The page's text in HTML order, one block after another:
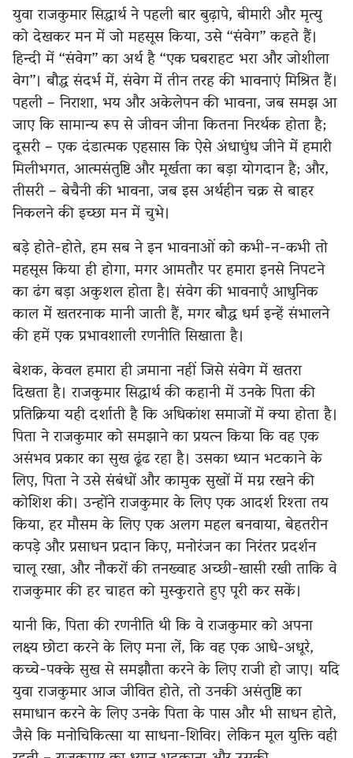
युवा राजकुमार सिद्धार्थ ने पहली बार बुढ़ापे, बीमारी और मृत्यु
को देखकर मन में जो महसूस किया, उसे “संवेग” कहते हैं।
हिन्दी में “संवेग” का अर्थ है “एक घबराहट भरा और जोशीला
वेग”। बौद्ध संदर्भ में, संवेग में तीन तरह की भावनाएं मिश्रित हैं।
पहली – निराशा, भय और अकेलेपन की भावना, जब समझ आ
जाए कि सामान्य रूप से जीवन जीना कितना निरर्थक होता है;
दूसरी – एक दंडात्मक एहसास कि ऐसे अंधाधुंध जीने में हमारी
मिलीभगत, आत्मसंतुष्टि और मूर्खता का बड़ा योगदान है; और,
तीसरी – बेचैनी की भावना, जब इस अर्थहीन चक्र से बाहर
निकलने की इच्छा मन में चुभे।
बड़े होते-होते, हम सब ने इन भावनाओं को कभी-न-कभी तो
महसूस किया ही होगा, मगर आमतौर पर हमारा इनसे निपटने
का ढंग बड़ा अकुशल होता है। संवेग की भावनाएँ आधुनिक
काल में खतरनाक मानी जाती हैं, मगर बौद्ध धर्म इन्हें संभालने
की हमें एक प्रभावशाली रणनीति सिखाता है।
बेशक, केवल हमारा ही ज़माना नहीं जिसे संवेग में खतरा
दिखता है। राजकुमार सिद्धार्थ की कहानी में उनके पिता की
प्रतिक्रिया यही दर्शाती है कि अधिकांश समाजों में क्या होता है।
पिता ने राजकुमार को समझाने का प्रयत्न किया कि वह एक
असंभव प्रकार का सुख ढूंढ रहा है। उसका ध्यान भटकाने के
लिए, पिता ने उसे संबंधों और कामुक सुखों में मग्न रखने की
कोशिश की। उन्होंने राजकुमार के लिए एक आदर्श रिश्ता तय
किया, हर मौसम के लिए एक अलग महल बनवाया, बेहतरीन
कपड़े और प्रसाधन प्रदान किए, मनोरंजन का निरंतर प्रदर्शन
चालू रखा, और नौकरों की तनख्वाह अच्छी-खासी रखी ताकि वे
राजकुमार की हर चाहत को मुस्कुराते हुए पूरी कर सकें।
यानी कि, पिता की रणनीति थी कि वे राजकुमार को अपना
लक्ष्य छोटा करने के लिए मना लें, कि वह एक आधे-अधूरे,
कच्चे-पक्के सुख से समझौता करने के लिए राजी हो जाए। यदि
युवा राजकुमार आज जीवित होते, तो उनकी असंतुष्टि का
समाधान करने के लिए उनके पिता के पास और भी साधन होते,
जैसे कि मनोचिकित्सा या साधना-शिविर। लेकिन मूल युक्ति वही